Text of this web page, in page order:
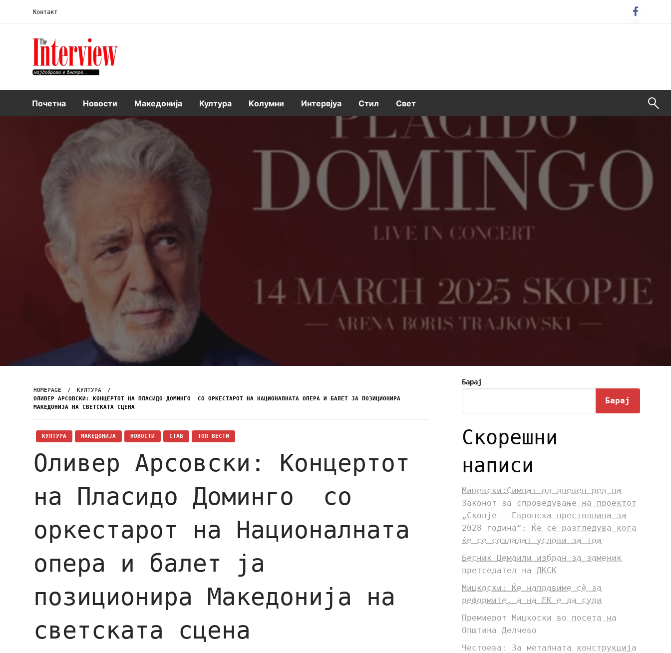
Контакт
Интервју
Почетна Новости Македонија Култура Kолумни Интервјуа Стил Свет
HOMEPAGE
КУЛТУРА
ОЛИВЕР АРСОВСКИ: КОНЦЕРТОТ НА ПЛАСИДО ДОМИНГО СО ОРКЕСТАРОТ НА НАЦИОНАЛНАТА ОПЕРА И БАЛЕТ ЈА ПОЗИЦИОНИРА
МАКЕДОНИЈА НА СВЕТСКАТА СЦЕНА
КУЛТУРА МАКЕДОНИЈА НОВОСТИ СТАВ ТОП ВЕСТИ
Оливер Арсовски: Концертот
на Пласидо Доминго со
оркестарот на Националната
опера и балет ја
позиционира Македонија на
светската сцена
Барај
Барај
Скорешни
написи
Мицевски:Симнат од дневен ред на
Законот за спроведување на проектот
„Скопје – Европска престолнина за
2028 година“: Ќе се разгледува кога
ќе се создадат услови за тоа
Бесник Џемаили избран за заменик
претседател на ДКСК
Мицкоски: Ќе направиме сè за
реформите, а на ЕК е да суди
Премиерот Мицкоски во посета на
Општина Делчево
Честоева: За металната конструкција